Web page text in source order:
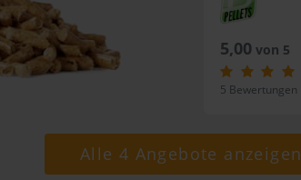
5,00 von 5
5 Bewertungen
Alle 4 Angebote anzeigen